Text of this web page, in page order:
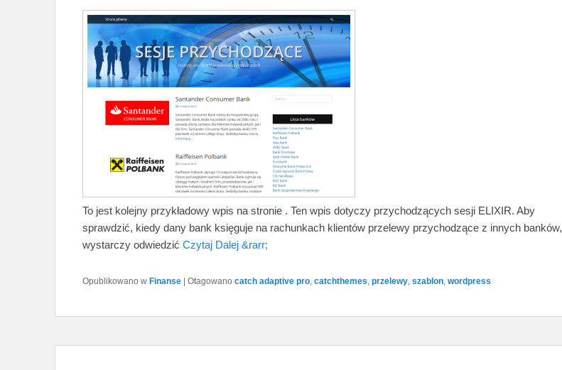
To jest kolejny przykładowy wpis na stronie . Ten wpis dotyczy przychodzących sesji ELIXIR. Aby
sprawdzić, kiedy dany bank księguje na rachunkach klientów przelewy przychodzące z innych banków,
wystarczy odwiedzić Czytaj Dalej &rarr;
Opublikowano w Finanse Otagowano catch adaptive pro, catchthemes, przelewy, szablon, wordpress